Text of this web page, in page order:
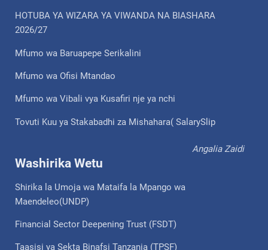
HOTUBA YA WIZARA YA VIWANDA NA BIASHARA
2026/27
Mfumo wa Baruapepe Serikalini
Mfumo wa Ofisi Mtandao
Mfumo wa Vibali vya Kusafiri nje ya nchi
Tovuti Kuu ya Stakabadhi za Mishahara( SalarySlip
Angalia Zaidi
Washirika Wetu
Shirika la Umoja wa Mataifa la Mpango wa
Maendeleo(UNDP)
Financial Sector Deepening Trust (FSDT)
Taasisi ya Sekta Binafsi Tanzania (TPSF)